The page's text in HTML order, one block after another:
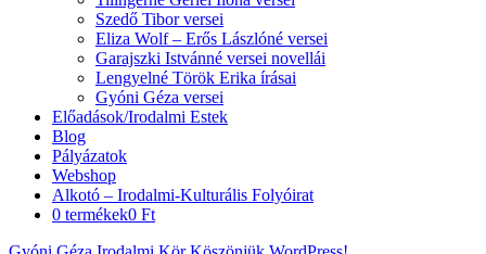
Szedő Tibor versei
Eliza Wolf – Erős Lászlóné versei
Garajszki Istvánné versei novellái
Lengyelné Török Erika írásai
Gyóni Géza versei
Előadások/Irodalmi Estek
Blog
Pályázatok
Webshop
Alkotó – Irodalmi-Kulturális Folyóirat
0 termékek0 Ft